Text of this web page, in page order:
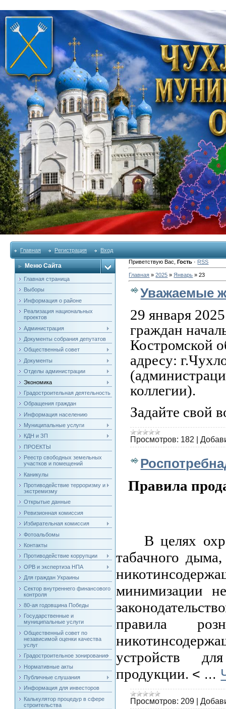
Главная Регистрация Вход
Меню Сайта
Главная страница
Выборы
Информация о районе
Реализация национальных
проектов
Администрация
Документы собрания депутатов
Общественный совет
Документы
Отделы администрации
Экономика
Градостроительная деятельность
Обращения граждан
Информация населению
Муниципальные услуги
КДН и ЗП
ПРОЕКТЫ
Реестр свободных земельных
участков и помещений
Каникулы
Противодействие терроризму и
экстремизму
Открытые данные
Ревизионная комиссия
Избирательная комиссия
Фотоальбомы
Контакты
Противодействие коррупции
ОРВ и экспертиза НПА
Для граждан Украины
Сектор внутреннего финансового
контроля
80-ая годовщина Победы
Государственные и
муниципальные услуги
Общественный совет по
независимой оценки качества
услуг
Градостроительное зонирование
Нормативные акты
Публичные слушания
Информация для инвесторов
Калькулятор процедур в сфере
строительства
Приветствую Вас ,Гость · RSS
Главная »2025 » Январь » 23
Уважаемые
29 января
граждан
Костромской
адресу:
коллегии).
Задайте свой
Просмотров: 182 |
Правила
В целях
табачного
минимизации
правила
устройств
продукции. < ...
Просмотров: 209 |